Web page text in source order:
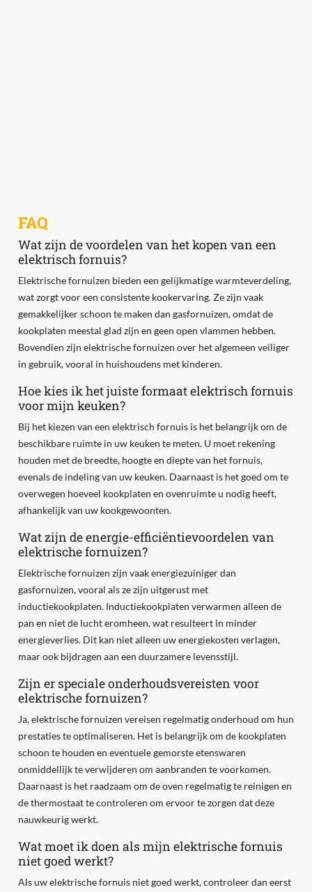
FAQ
Wat zijn de voordelen van het kopen van een
elektrisch fornuis?
Elektrische fornuizen bieden een gelijkmatige warmteverdeling,
wat zorgt voor een consistente kookervaring. Ze zijn vaak
gemakkelijker schoon te maken dan gasfornuizen, omdat de
kookplaten meestal glad zijn en geen open vlammen hebben.
Bovendien zijn elektrische fornuizen over het algemeen veiliger
in gebruik, vooral in huishoudens met kinderen.
Hoe kies ik het juiste formaat elektrisch fornuis
voor mijn keuken?
Bij het kiezen van een elektrisch fornuis is het belangrijk om de
beschikbare ruimte in uw keuken te meten. U moet rekening
houden met de breedte, hoogte en diepte van het fornuis,
evenals de indeling van uw keuken. Daarnaast is het goed om te
overwegen hoeveel kookplaten en ovenruimte u nodig heeft,
afhankelijk van uw kookgewoonten.
Wat zijn de energie-efficiëntievoordelen van
elektrische fornuizen?
Elektrische fornuizen zijn vaak energiezuiniger dan
gasfornuizen, vooral als ze zijn uitgerust met
inductiekookplaten. Inductiekookplaten verwarmen alleen de
pan en niet de lucht eromheen, wat resulteert in minder
energieverlies. Dit kan niet alleen uw energiekosten verlagen,
maar ook bijdragen aan een duurzamere levensstijl.
Zijn er speciale onderhoudsvereisten voor
elektrische fornuizen?
Ja, elektrische fornuizen vereisen regelmatig onderhoud om hun
prestaties te optimaliseren. Het is belangrijk om de kookplaten
schoon te houden en eventuele gemorste etenswaren
onmiddellijk te verwijderen om aanbranden te voorkomen.
Daarnaast is het raadzaam om de oven regelmatig te reinigen en
de thermostaat te controleren om ervoor te zorgen dat deze
nauwkeurig werkt.
Wat moet ik doen als mijn elektrische fornuis
niet goed werkt?
Als uw elektrische fornuis niet goed werkt, controleer dan eerst